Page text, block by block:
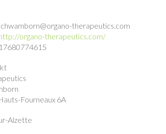
therapeutics.com
organo-therapeutics.com/
Fourneaux 6A
Alzette